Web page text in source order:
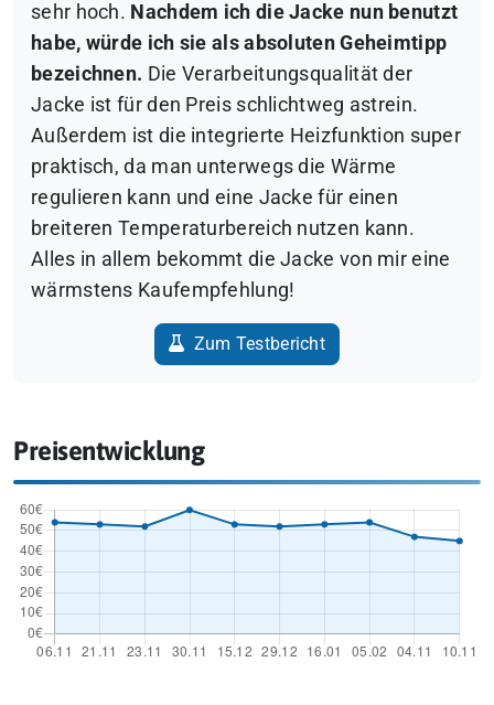
sehr hoch. Nachdem ich die Jacke nun benutzt
habe, würde ich sie als absoluten Geheimtipp
bezeichnen. Die Verarbeitungsqualität der
Jacke ist für den Preis schlichtweg astrein.
Außerdem ist die integrierte Heizfunktion super
praktisch, da man unterwegs die Wärme
regulieren kann und eine Jacke für einen
breiteren Temperaturbereich nutzen kann.
Alles in allem bekommt die Jacke von mir eine
wärmstens Kaufempfehlung!
Zum Testbericht
Preisentwicklung